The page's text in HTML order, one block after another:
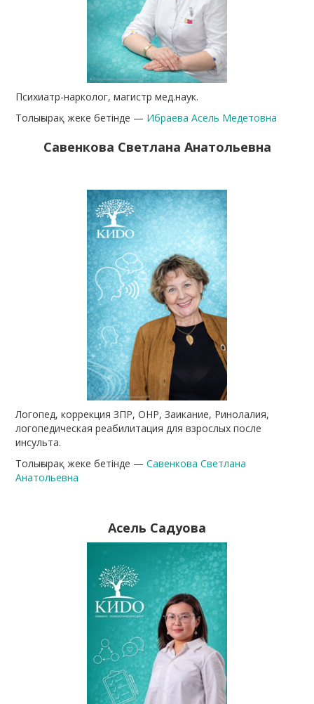
Психиатр-нарколог, магистр мед.наук.
Толығырақ жеке бетінде — Ибраева Асель Медетовна
Савенкова Светлана Анатольевна
Логопед, коррекция ЗПР, ОНР, Заикание, Ринолалия,
логопедическая реабилитация для взрослых после
инсульта.
Толығырақ жеке бетінде —Савенкова Светлана
Анатольевна
Асель Садуова